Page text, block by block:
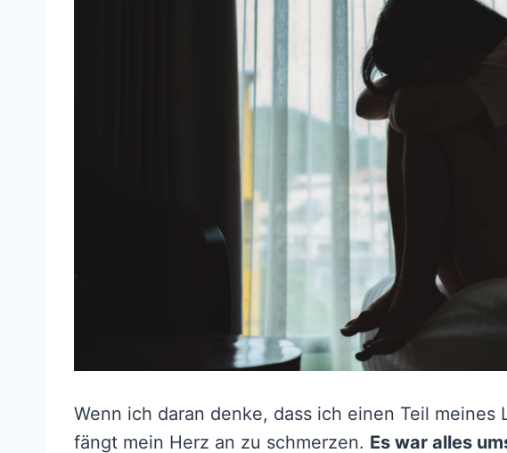
Wenn ich daran denke, dass ich einen Teil
fängt mein Herz an zu schmerzen. Es war alles